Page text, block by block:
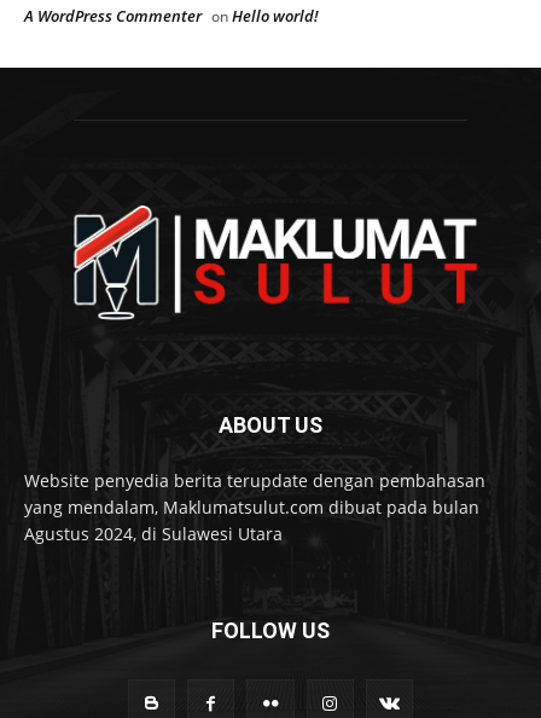
A WordPress Commenter onHello world!
ABOUT US
Website penyedia berita terupdate dengan pembahasan
yang mendalam, Maklumatsulut.com dibuat pada bulan
Agustus 2024, di Sulawesi Utara
FOLLOW US